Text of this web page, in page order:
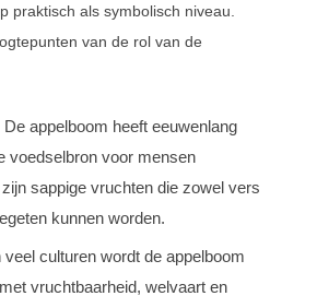
praktisch als symbolisch niveau.
van de rol van de
De appelboom heeft eeuwenlang
voedselbron voor mensen
sappige vruchten die zowel vers
kunnen worden.
veel culturen wordt de appelboom
vruchtbaarheid, welvaart en